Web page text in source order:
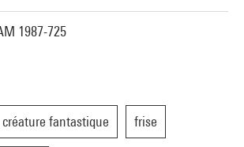
1987-725
créature fantastique frise